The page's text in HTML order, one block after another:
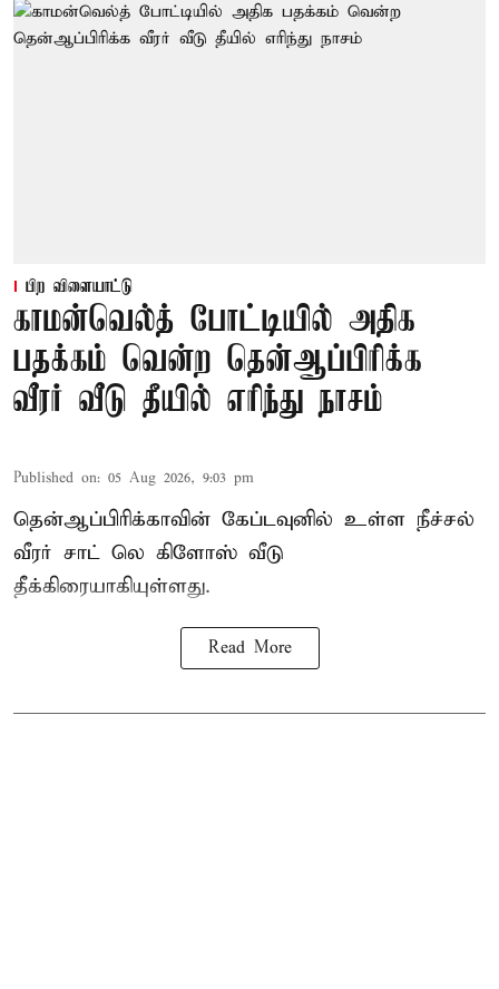
பிற விளையாட்டு
காமன்வெல்த் போட்டியில் அதிக
பதக்கம் வென்ற தென்ஆப்பிரிக்க
வீரர் வீடு தீயில் எரிந்து நாசம்
Published on: 05 Aug 2026, 9:03 pm
தென்ஆப்பிரிக்காவின் கேப்டவுனில் உள்ள நீச்சல்
வீரர் சாட் லெ கிளோஸ் வீடு
தீக்கிரையாகியுள்ளது.
Read More